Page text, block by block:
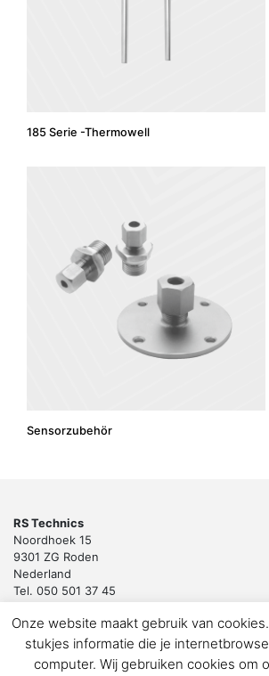
185 Serie -Thermowell
Sensorzubehör
RS Technics
Noordhoek 15
9301 ZG Roden
Nederland
Tel. 050 501 37 45
Copyright 2018 by RS Technics BV. All rights
Download de privacyverklaring voor klanten
Onze website maakt gebruik van
stukjes informatie die je
computer. Wij gebruiken cookies om